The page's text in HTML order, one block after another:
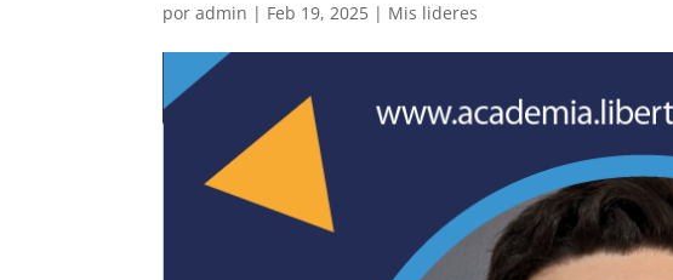
poradmin | Feb 19, 2025 | Mis lideres